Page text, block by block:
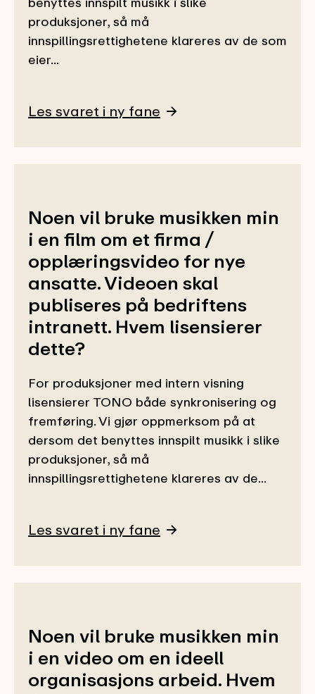
produksjoner, så må
innspillingsrettighetene klareres av de som
eier...
Les svaret i ny fane
Noen vil bruke musikken min
i en film om et firma /
opplæringsvideo for nye
ansatte. Videoen skal
publiseres på bedriftens
intranett. Hvem lisensierer
dette?
For produksjoner med intern visning
lisensierer TONO både synkronisering og
fremføring. Vi gjør oppmerksom på at
dersom det benyttes innspilt musikk i slike
produksjoner, så må
innspillingsrettighetene klareres av de...
Les svaret i ny fane
Noen vil bruke musikken min
i en video om en ideell
organisasjons arbeid. Hvem